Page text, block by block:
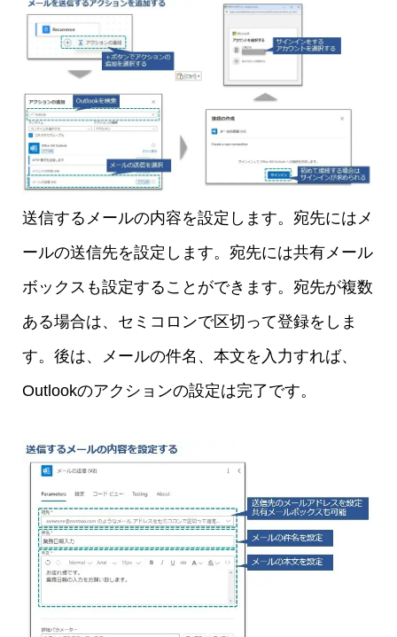
送信するメールの内容を設定します。宛先にはメ
ールの送信先を設定します。宛先には共有メール
ボックスも設定することができます。宛先が複数
ある場合は、セミコロンで区切って登録をしま
す。後は、メールの件名、本文を入力すれば、
Outlookのアクションの設定は完了です。